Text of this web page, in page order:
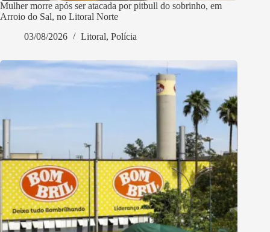
Mulher morre após ser atacada por pitbull do sobrinho, em
Arroio do Sal, no Litoral Norte
03/08/2026
Litoral, Polícia